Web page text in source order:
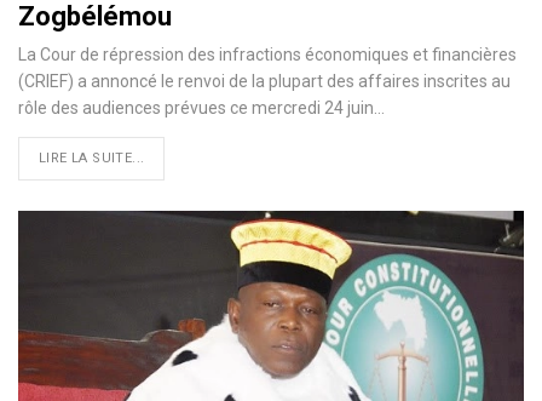
Zogbélémou
La Cour de répression des infractions économiques et financières
(CRIEF) a annoncé le renvoi de la plupart des affaires inscrites au
rôle des audiences prévues ce mercredi 24 juin…
LIRE LA SUITE...